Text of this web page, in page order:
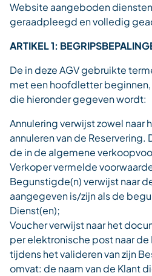
Website aangeboden
geraadpleegd en volledig
ARTIKEL 1:
De in deze AGV gebruikte
met een hoofdletter
die hieronder gegeven wordt:
Annulering verwijst zowel naar
annuleren van de
de in de algemene
Verkoper vermelde
Begunstigde(n) verwijst naar
aangegeven is/zijn als de
Dienst(en);
Voucher verwijst naar het
per elektronische post naar
tijdens het valideren van zijn
omvat: de naam van de Klant